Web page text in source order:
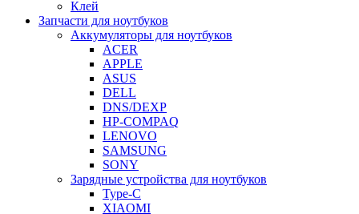
Клей
Запчасти для ноутбуков
Аккумуляторы для ноутбуков
ACER
APPLE
ASUS
DELL
DNS/DEXP
HP-COMPAQ
LENOVO
SAMSUNG
SONY
Зарядные устройства для ноутбуков
Type-C
XIAOMI